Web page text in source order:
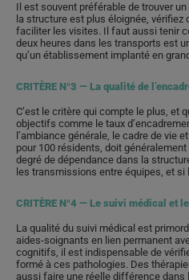
Il est souvent préférable de trouver
la structure est plus éloignée, vérifiez
faciliter les visites. Il faut aussi tenir
deux heures dans les transports est
qu’un établissement implanté en
CRITÈRE N°3 — La qualité de
C’est le critère qui compte le plus, et
objectifs comme le taux
l’ambiance générale, le cadre de vie
pour 100 résidents, doit
degré de dépendance dans la
les transmissions entre équipes, et
CRITÈRE N°4 — Le suivi médical et
La qualité du suivi médical est
aides-soignants en lien permanent
cognitifs, il est indispensable de
formé à ces pathologies. Des
aussi faire une réelle différence dans